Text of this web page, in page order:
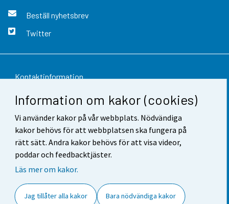
Information om kakor (cookies)
Vi använder kakor på vår webbplats. Nödvändiga
kakor behövs för att webbplatsen ska fungera på
rätt sätt. Andra kakor behövs för att visa videor,
poddar och feedbacktjäster.
Läs mer om kakor.
Jag tillåter alla kakor Bara nödvändiga kakor
Beställ nyhetsbrev
Twitter
Kontaktinformation
Respons
Användarvillkor
Dataskydd
Tillgänglighet
Cookie-inställningar